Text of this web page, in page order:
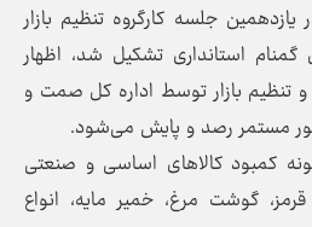
یازدهمین جلسه کارگروه تنظیم بازار
استانداری تشکیل شد، اظهار
تنظیم بازار توسط اداره کل صمت و
مستمر رصد و پایش می‌شود.
کمبود کالاهای اساسی و صنعتی
گوشت مرغ، خمیر مایه، انواع